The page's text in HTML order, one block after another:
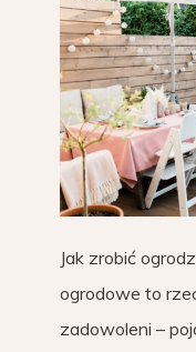
Jak zrobić
ogrodowe to
zadowoleni –